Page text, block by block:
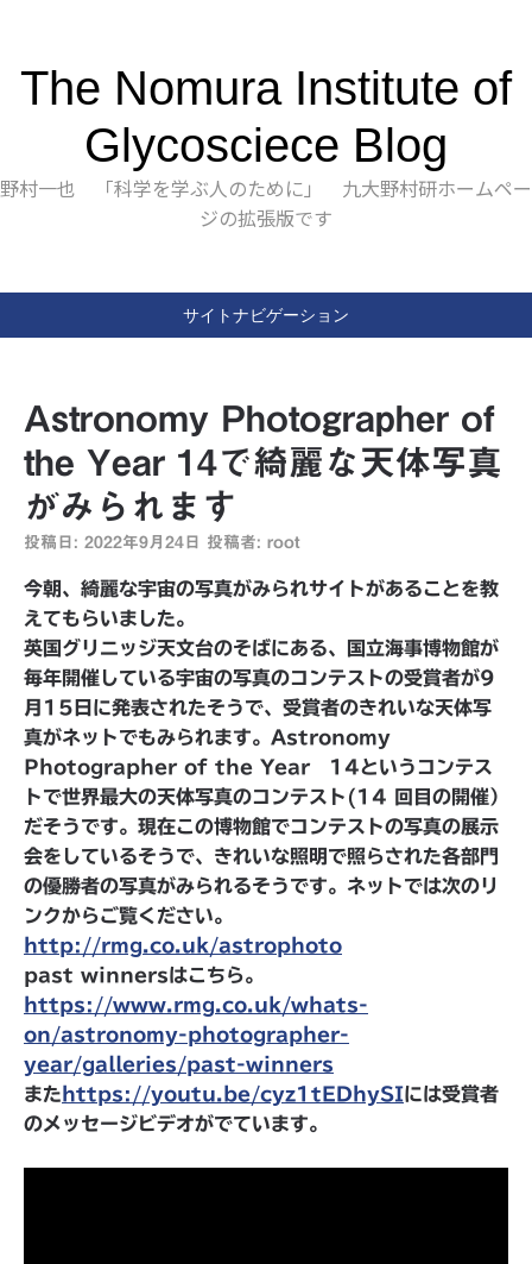
The Nomura Institute of
Glycosciece Blog
野村一也 「科学を学ぶ人のために」 九大野村研ホームペー
ジの拡張版です
サイトナビゲーション
Astronomy Photographer of
the Year 14で綺麗な天体写真
がみられます
投稿日: 2022年9月24日 投稿者: root
今朝、綺麗な宇宙の写真がみられサイトがあることを教
えてもらいました。
英国グリニッジ天文台のそばにある、国立海事博物館が
毎年開催している宇宙の写真のコンテストの受賞者が9
月15日に発表されたそうで、受賞者のきれいな天体写
真がネットでもみられます。Astronomy
Photographer of the Year 14というコンテス
トで世界最大の天体写真のコンテスト(14 回目の開催）
だそうです。現在この博物館でコンテストの写真の展示
会をしているそうで、きれいな照明で照らされた各部門
の優勝者の写真がみられるそうです。ネットでは次のリ
ンクからご覧ください。
http://rmg.co.uk/astrophoto
past winnersはこちら。
https://www.rmg.co.uk/whats-
on/astronomy-photographer-
year/galleries/past-winners
また https://youtu.be/cyz1tEDhySIには受賞者
のメッセージビデオがでています。